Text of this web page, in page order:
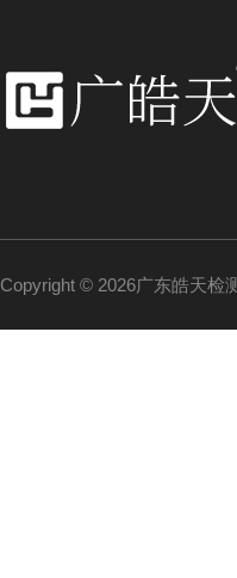
Copyright © 2026广东皓天